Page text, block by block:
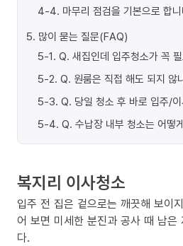
4-4. 마무리 점검을 기본으로 합
5. 많이 묻는 질문(FAQ)
5-1. Q. 새집인데 입주청소가 꼭
5-2. Q. 원룸은 직접 해도 되지 않
5-3. Q. 당일 청소 후 바로 입주/
5-4. Q. 수납장 내부 청소는 어떻
복지리 이사청소
입주 전 집은 겉으로는 깨끗해 보이
어 보면 미세한 분진과 공사 때 남은
다.